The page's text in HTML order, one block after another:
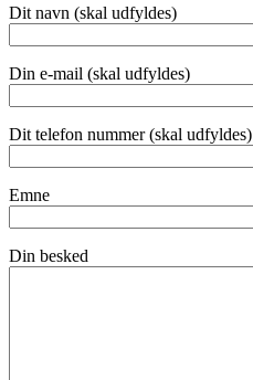
Dit navn (skal udfyldes)
Din e-mail (skal udfyldes)
Dit telefon nummer (skal udfyldes)
Emne
Din besked